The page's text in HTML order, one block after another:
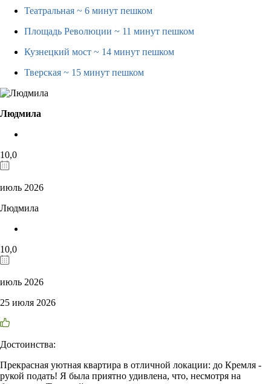
Театральная ~ 6 минут пешком
Площадь Революции ~ 11 минут пешком
Кузнецкий мост ~ 14 минут пешком
Тверская ~ 15 минут пешком
Людмила
10,0
июль 2026
Людмила
10,0
июль 2026
25 июля 2026
Достоинства:
Прекрасная уютная квартира в отличной локации: до Кремля -
рукой подать! Я была приятно удивлена, что, несмотря на